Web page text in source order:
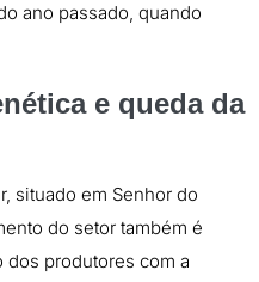
ano passado, quando
e queda da
situado em Senhor do
do setor também é
dos produtores com a